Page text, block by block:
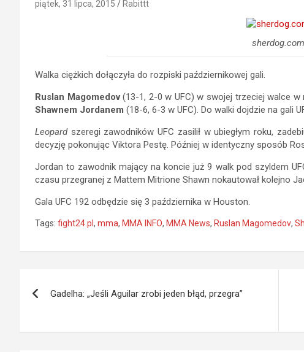
piątek, 31 lipca, 2015 Rabittt
sherdog.com
Walka ciężkich dołączyła do rozpiski październikowej gali.
Ruslan Magomedov(13-1, 2-0 w UFC) w swojej trzeciej walce
Shawnem Jordanem (18-6, 6-3 w UFC). Do walki dojdzie na gali
Leopardszeregi zawodników UFC zasilił w ubiegłym roku,
decyzję pokonując Viktora Pestę. Później w identyczny sposób
Jordan to zawodnik mający na koncie już 9 walk pod szyldem
czasu przegranej z Mattem Mitrione Shawn nokautował kolejno
Gala UFC 192 odbędzie się 3 października w Houston.
Tags: fight24.pl , mma, MMA INFO, MMA News, Ruslan Magomedov,
wpisu
Gadelha: „Jeśli Aguilar zrobi jeden błąd, przegra”